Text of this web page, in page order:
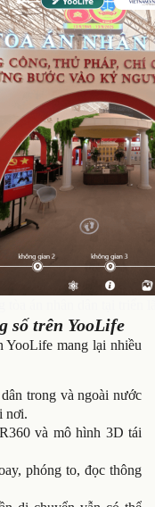
số trên YooLife
YooLife mang lại nhiều
trong và ngoài nước
nơi.
và mô hình 3D tái
phóng to, đọc thông